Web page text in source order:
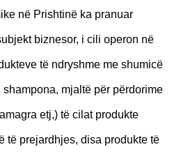
në Prishtinë ka pranuar
biznesor, i cili operon në
të ndryshme me shumicë
mjaltë për përdorime
etj,) të cilat produkte
të prejardhjes, disa produkte të